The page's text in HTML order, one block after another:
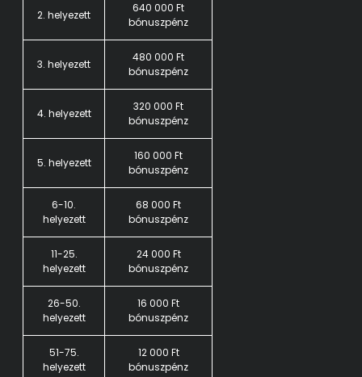
2. helyezett
640 000 Ft
bónuszpénz
3. helyezett
480 000 Ft
bónuszpénz
4. helyezett
320 000 Ft
bónuszpénz
5. helyezett
160 000 Ft
bónuszpénz
6-10.
helyezett
68 000 Ft
bónuszpénz
11-25.
helyezett
24 000 Ft
bónuszpénz
26-50.
helyezett
16 000 Ft
bónuszpénz
51-75.
helyezett
12 000 Ft
bónuszpénz